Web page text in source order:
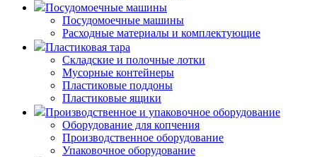
Посудомоечные машины
Посудомоечные машины
Расходные материалы и комплектующие
Пластиковая тара
Складские и полочные лотки
Мусорные контейнеры
Пластиковые поддоны
Пластиковые ящики
Производственное и упаковочное оборудование
Оборудование для копчения
Производственное оборудование
Упаковочное оборудование